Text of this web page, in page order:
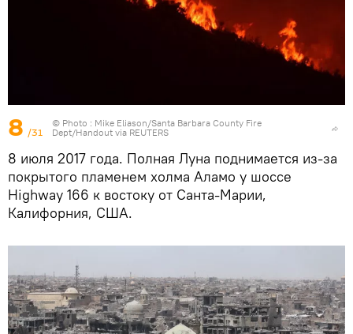
8 /31
© Photo : Mike Eliason/Santa Barbara County Fire
Dept/Handout via REUTERS
8 июля 2017 года. Полная Луна поднимается из-за
покрытого пламенем холма Аламо у шоссе
Highway 166 к востоку от Санта-Марии,
Калифорния, США.